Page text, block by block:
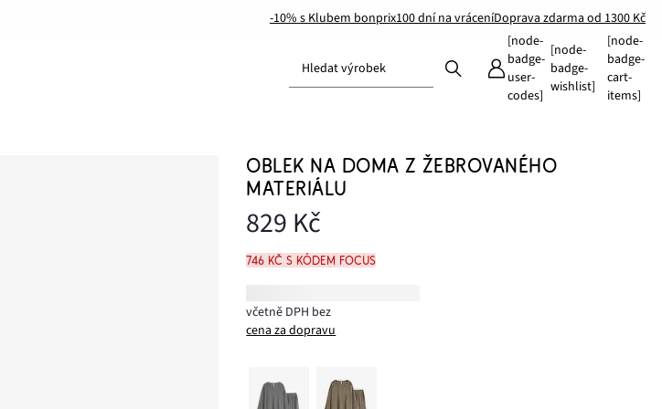
-10% s Klubem bonprix100 dní na vráceníDoprava zdarma od 1300 Kč
Hledat výrobek
[node-
badge-
user-
codes]
[node-
badge-
wishlist]
[node-
badge-
cart-
items]
OBLEK NA DOMA Z ŽEBROVANÉHO
MATERIÁLU
829 Kč
746 Kč s kódem FOCUS
včetně DPH bez
cena za dopravu